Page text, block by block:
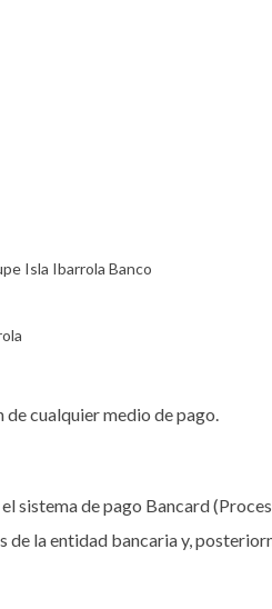
Isla Ibarrola Banco
de cualquier medio de pago.
sistema de pago Bancard
la entidad bancaria y,